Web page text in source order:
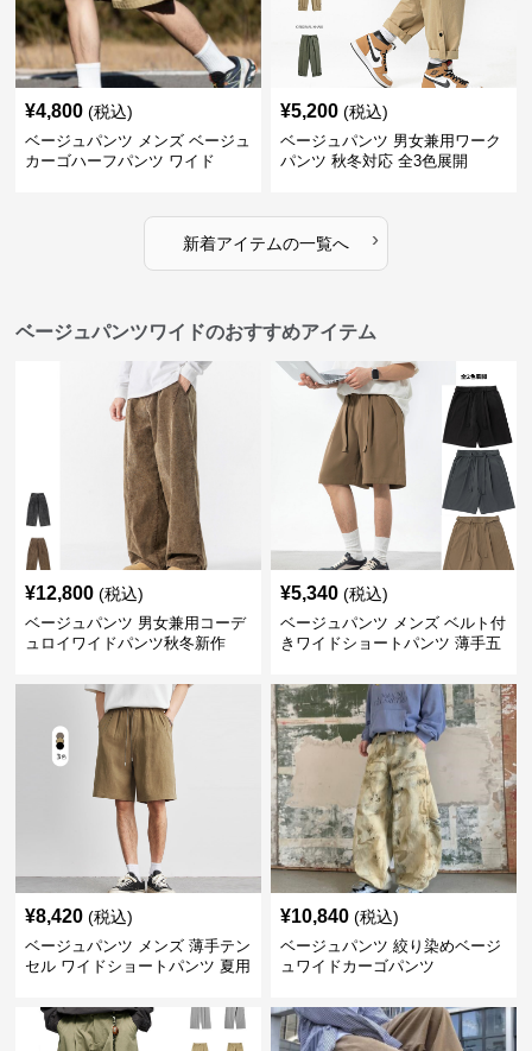
¥4,800 (税込)
ベージュパンツ メンズ ベージュ
カーゴハーフパンツ ワイド
¥5,200 (税込)
ベージュパンツ 男女兼用ワーク
パンツ 秋冬対応 全3色展開
新着アイテムの一覧へ ›
ベージュパンツワイドのおすすめアイテム
¥12,800 (税込)
ベージュパンツ 男女兼用コーデ
ュロイワイドパンツ秋冬新作
¥5,340 (税込)
ベージュパンツ メンズ ベルト付
きワイドショートパンツ 薄手五
¥8,420 (税込)
ベージュパンツ メンズ 薄手テン
セル ワイドショートパンツ 夏用
¥10,840 (税込)
ベージュパンツ 絞り染めベージ
ュワイドカーゴパンツ